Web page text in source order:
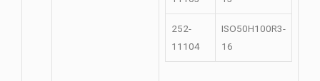
252-
11104
ISO50H100R3-
16